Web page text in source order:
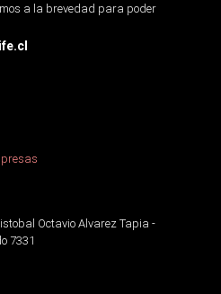
a la brevedad para poder
Octavio Alvarez Tapia -
7331